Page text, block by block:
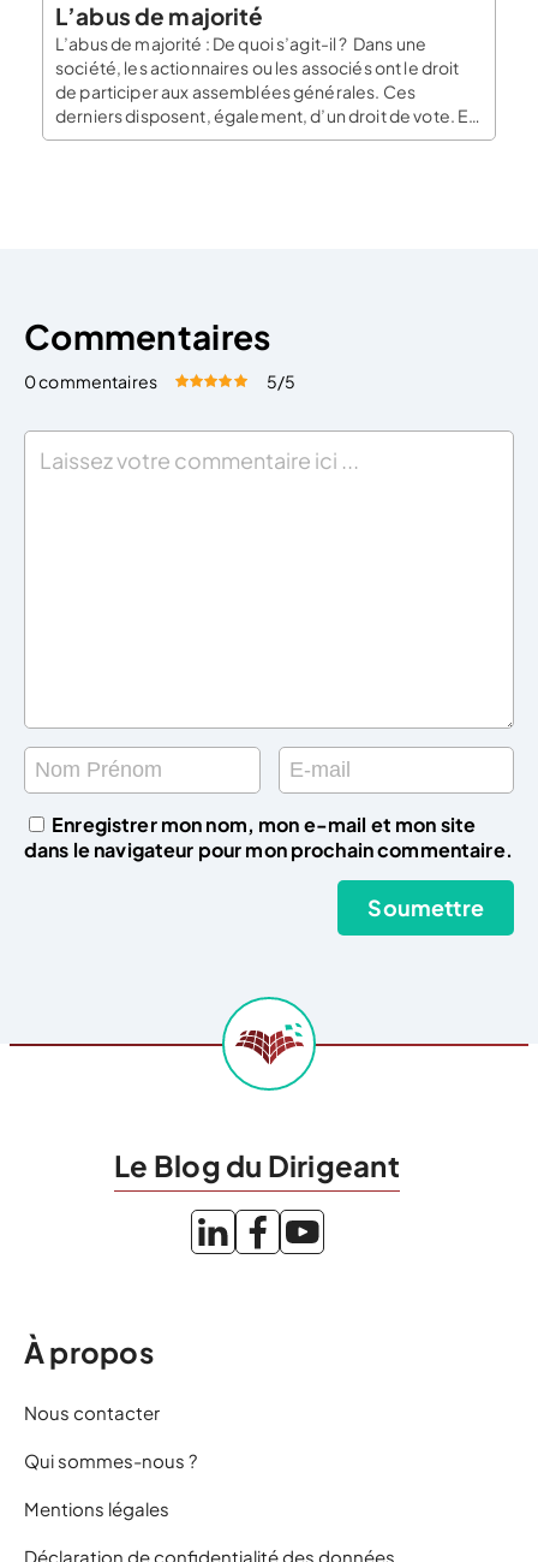
L’abus de majorité
L’abus de majorité : De quoi s’agit-il ? Dans une
société, les actionnaires ou les associés ont le droit
de participer aux assemblées générales. Ces
derniers disposent, également, d’un droit de vote. En
principe, chaque actionnaire ou associé dispose
Commentaires
0 commentaires Évaluez cet article:
5/5
Enregistrer mon nom, mon e-mail et mon site
dans le navigateur pour mon prochain commentaire.
Le Blog du Dirigeant
À propos
Nous contacter
Qui sommes-nous ?
Mentions légales
Déclaration de confidentialité des données